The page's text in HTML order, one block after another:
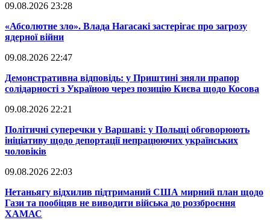
09.08.2026 23:28
​«Абсолютне зло». Влада Нагасакі застерігає про загрозу
ядерної війни
09.08.2026 22:47
​Демонстративна відповідь: у Приштині зняли прапор
солідарності з Україною через позицію Києва щодо Косова
09.08.2026 22:21
​Політичні суперечки у Варшаві: у Польщі обговорюють
ініціативу щодо депортації непрацюючих українських
чоловіків
09.08.2026 22:03
​Нетаньягу відхилив підтриманий США мирний план щодо
Гази та пообіцяв не виводити війська до роззброєння
ХАМАС